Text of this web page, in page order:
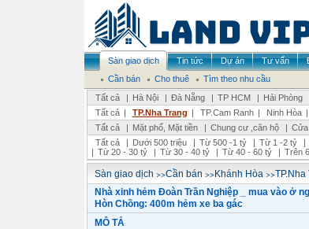
Sàn giao dịch Tin tức Dự án Tư vấn
Cần bán
Cho thuê
Tìm theo nhu cầu
Tất cả
| Hà Nội | Đà Nẵng | TP HCM | Hải Phòng
Tất cả | TP.Nha Trang | TP.Cam Ranh | Ninh Hòa |
Tất cả
| Mặt phố, Mặt tiền | Chung cư ,căn hộ | Cửa
Tất cả
| Dưới 500 triệu | Từ 500 -1 tỷ | Từ 1 -2 tỷ |
| Từ 20 - 30 tỷ | Từ 30 - 40 tỷ | Từ 40 - 60 tỷ | Trên
Sàn giao dịch >>Cần bán >>Khánh Hòa>>TP.Nha
Nhà xinh hẻm Đoàn Trần Nghiệp _ mua vào ở
Hòn Chồng: 400m hẻm xe ba gác
MÔ TẢ